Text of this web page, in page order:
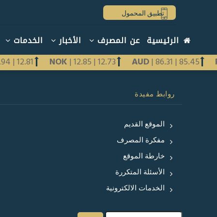
تطبيق المحمول
Main
navigation
arabic
الرئيسية عن المصرف الأخبار الخدمات
AUD|86.31|85.45
NOK |12.85 |12.73
|12.81
روابط مفيدة
الموقع القديم
مفكرة المصرف
خارطة الموقع
الأسئلة المتكررة
الخدمات الالكترونية